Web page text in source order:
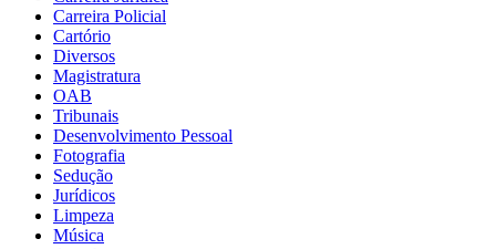
Carreira Policial
Cartório
Diversos
Magistratura
OAB
Tribunais
Desenvolvimento Pessoal
Fotografia
Sedução
Jurídicos
Limpeza
Música